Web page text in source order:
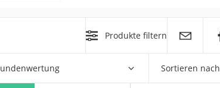
Produkte filtern
Sortieren nach